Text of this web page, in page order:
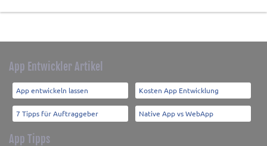
App Entwickler Artikel
App entwickeln lassen Kosten App Entwicklung
7 Tipps für Auftraggeber Native App vs WebApp
App Tipps